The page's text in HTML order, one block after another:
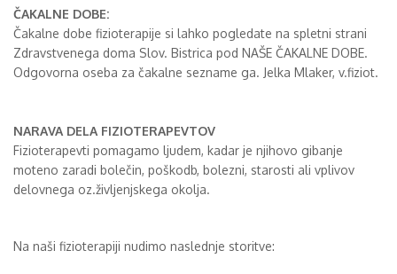
ČAKALNE DOBE:
Čakalne dobe fizioterapije si lahko pogledate na spletni strani
Zdravstvenega doma Slov. Bistrica pod NAŠE ČAKALNE DOBE.
Odgovorna oseba za čakalne sezname ga. Jelka Mlaker, v.fiziot.
NARAVA DELA FIZIOTERAPEVTOV
Fizioterapevti pomagamo ljudem, kadar je njihovo gibanje
moteno zaradi bolečin, poškodb, bolezni, starosti ali vplivov
delovnega oz.življenjskega okolja.
Na naši fizioterapiji nudimo naslednje storitve: